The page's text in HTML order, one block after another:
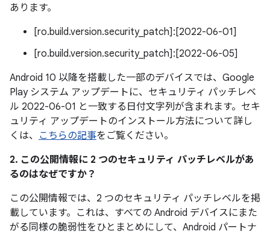
あります。
[ro.build.version.security_patch]:[2022-06-01]
[ro.build.version.security_patch]:[2022-06-05]
Android 10 以降を搭載した一部のデバイスでは、Google
Play システム アップデートに、セキュリティ パッチレベ
ル 2022-06-01 と一致する日付文字列が含まれます。セキ
ュリティ アップデートのインストール方法について詳し
くは、 こちらの記事をご覧ください。
2. この公開情報に 2 つのセキュリティ パッチレベルがあ
るのはなぜですか？
この公開情報では、2 つのセキュリティ パッチレベルを掲
載しています。これは、すべての Android デバイスにまた
がる同様の脆弱性をひとまとめにして、Android パートナ